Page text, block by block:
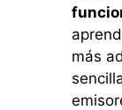
más